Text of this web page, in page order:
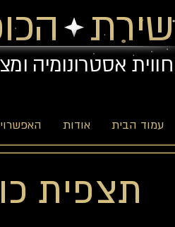
שירת
חווית אסטרונומיה
עמוד הבית אודות
תצפית